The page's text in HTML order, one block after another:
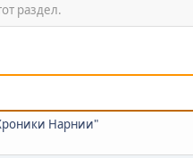
раздел.
Нарнии"